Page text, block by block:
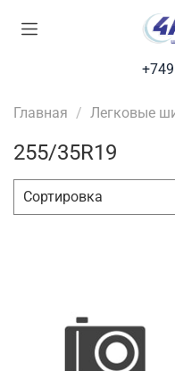
Главная Легковые
255/35R19